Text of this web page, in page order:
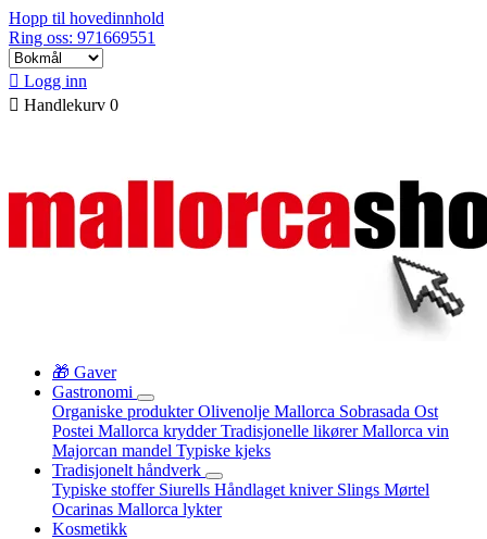
Hopp til hovedinnhold
Ring oss: 971669551
 Logg inn
 Handlekurv 0
🎁 Gaver
Gastronomi
Organiske produkterOlivenolje Mallorca Sobrasada Ost
Postei Mallorca krydderTradisjonelle likørerMallorca vin
Majorcan mandel Typiske kjeks
Tradisjonelt håndverk
Typiske stoffer Siurells Håndlaget kniver Slings Mørtel
Ocarinas Mallorca lykter
Kosmetikk